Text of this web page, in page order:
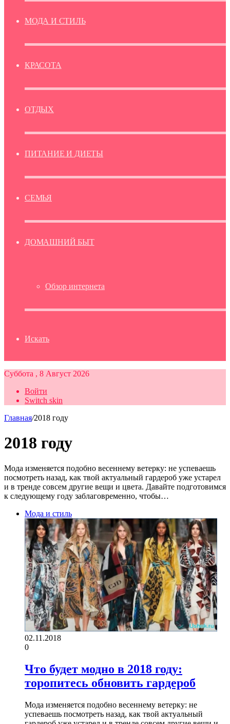
МОДА И СТИЛЬ
КРАСОТА
ОТДЫХ
ПИТАНИЕ И ДИЕТЫ
СЕМЬЯ
ДОМАШНИЙ БЫТ
Обзор интернета
Искать
Суббота , 8 Август 2026
Войти
Switch skin
Главная/2018 году
2018 году
Мода изменяется подобно весеннему ветерку: не успеваешь
посмотреть назад, как твой актуальный гардероб уже устарел
и в тренде совсем другие вещи и цвета. Давайте подготовимся
к следующему году заблаговременно, чтобы…
Мода и стиль
02.11.2018
0
Что будет модно в 2018 году:
торопитесь обновить гардероб
Мода изменяется подобно весеннему ветерку: не
успеваешь посмотреть назад, как твой актуальный